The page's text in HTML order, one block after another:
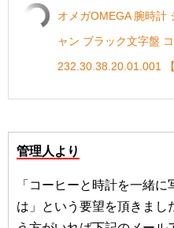
オメガOMEGA 腕時計
ャン ブラック文字盤
232.30.38.20.01.001 【
管理人より
「コーヒーと時計を一緒
は」という要望を頂きまし